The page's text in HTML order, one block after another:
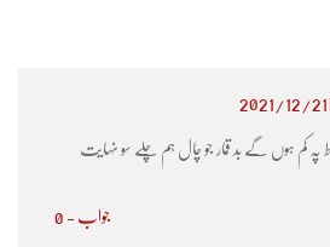
2021/12/21
کم ہوں گے بد قمار جو چال ہم چلے سو نہایت
جواب - 0